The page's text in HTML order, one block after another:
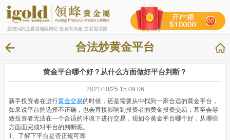
您访问的是香港地区网站 投资有风险 交易需谨慎
合法炒黄金平台
黄金平台哪个好？从什么方面做好平台判断？
2021/10/25 15:09:06
新手投资者在进行黄金交易的时候，还是需要从中找到一家合适的黄金平台，
如果说平台的选择不正确，也会直接影响到投资者的黄金投资交易，甚至会导
致投资者无法在一个合适的环境下进行交易，现如今黄金平台哪个好，从哪些
方面面完成对平台的判断呢。
1、了解下平台是否正规可靠